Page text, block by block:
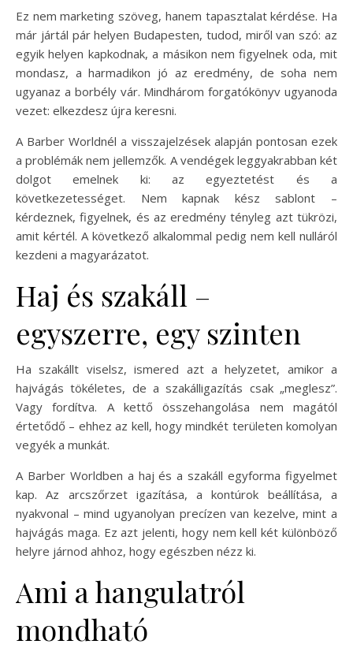
Ez nem marketing szöveg, hanem tapasztalat kérdése. Ha
már jártál pár helyen Budapesten, tudod, miről van szó: az
egyik helyen kapkodnak, a másikon nem figyelnek oda, mit
mondasz, a harmadikon jó az eredmény, de soha nem
ugyanaz a borbély vár. Mindhárom forgatókönyv ugyanoda
vezet: elkezdesz újra keresni.
A Barber Worldnél a visszajelzések alapján pontosan ezek
a problémák nem jellemzők. A vendégek leggyakrabban két
dolgot emelnek ki: az egyeztetést és a
következetességet. Nem kapnak kész sablont –
kérdeznek, figyelnek, és az eredmény tényleg azt tükrözi,
amit kértél. A következő alkalommal pedig nem kell nulláról
kezdeni a magyarázatot.
Haj és szakáll –
egyszerre, egy szinten
Ha szakállt viselsz, ismered azt a helyzetet, amikor a
hajvágás tökéletes, de a szakálligazítás csak „meglesz”.
Vagy fordítva. A kettő összehangolása nem magától
értetődő – ehhez az kell, hogy mindkét területen komolyan
vegyék a munkát.
A Barber Worldben a haj és a szakáll egyforma figyelmet
kap. Az arcszőrzet igazítása, a kontúrok beállítása, a
nyakvonal – mind ugyanolyan precízen van kezelve, mint a
hajvágás maga. Ez azt jelenti, hogy nem kell két különböző
helyre járnod ahhoz, hogy egészben nézz ki.
Ami a hangulatról
mondható